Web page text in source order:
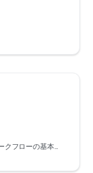
ゼロからAIエージェントを構築し、n8n AIワークフローの基本概念を学ぶ